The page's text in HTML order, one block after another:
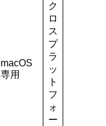
macOS
専用
ク
ロ
ス
プ
ラ
ッ
ト
フ
ォ
ー